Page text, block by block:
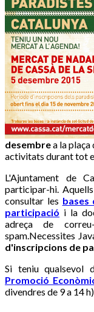
desembrea la plaça
activitats durant tot
L'Ajuntament de
participar-hi.
consultar les bases
participació i la
adreça de
spam.Necessites
d'inscripcions de
Si teniu qualsevol
Promoció
divendres de 9 a 14